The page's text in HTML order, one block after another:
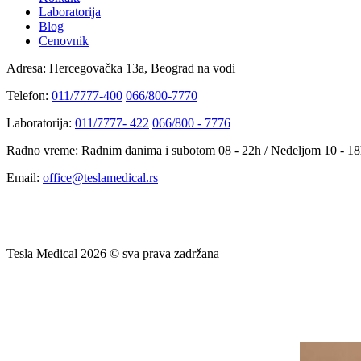
Laboratorija
Blog
Cenovnik
Adresa: Hercegovačka 13a, Beograd na vodi
Telefon: 011/7777-400 066/800-7770
Laboratorija: 011/7777- 422 066/800 - 7776
Radno vreme: Radnim danima i subotom 08 - 22h / Nedeljom 10 -
Email: office@teslamedical.rs
Tesla Medical 2026 © sva prava zadržana